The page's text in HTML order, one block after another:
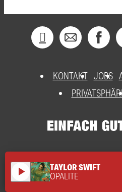
KONTAKT JOBS
play_arrow TAYLOR SWIFT
OPALITE